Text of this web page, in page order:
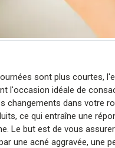
sont plus courtes,
l'occasion idéale de
changements dans votre
ce qui entraîne une
Le but est de vous
une acné aggravée, une